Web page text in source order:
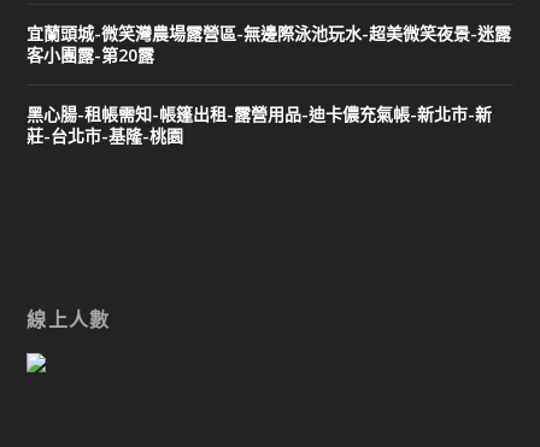
宜蘭頭城-微笑灣農場露營區-無邊際泳池玩水-超美微笑夜景-迷露
客小團露-第20露
黑心腸-租帳需知-帳篷出租-露營用品-迪卡儂充氣帳-新北市-新
莊-台北市-基隆-桃園
線上人數